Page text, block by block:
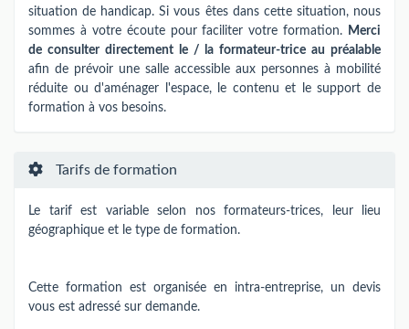
situation de handicap. Si vous êtes dans cette situation, nous
sommes à votre écoute pour faciliter votre formation. Merci
de consulter directement le / la formateur-trice au préalable
afin de prévoir une salle accessible aux personnes à mobilité
réduite ou d'aménager l'espace, le contenu et le support de
formation à vos besoins.
Tarifs de formation
Le tarif est variable selon nos formateurs-trices​,​​ leur lieu
géographique et le type de formation.
Cette formation est organisée en intra-entreprise, un devis
vous est adressé sur demande.